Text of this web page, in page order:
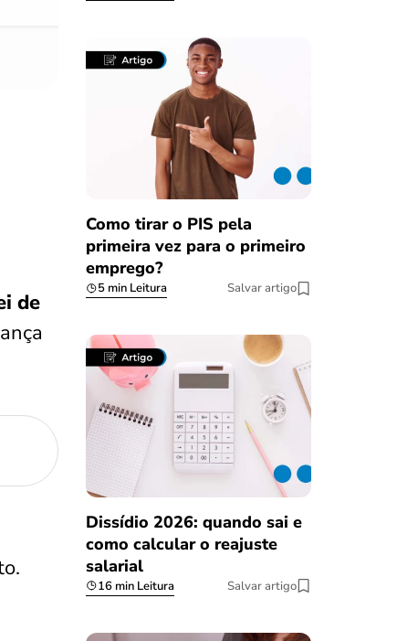
de
Como tirar o PIS pela
primeira vez para o primeiro
emprego?
5 min Leitura Salvar artigo
Dissídio 2026: quando sai e
como calcular o reajuste
salarial
16 min Leitura Salvar artigo